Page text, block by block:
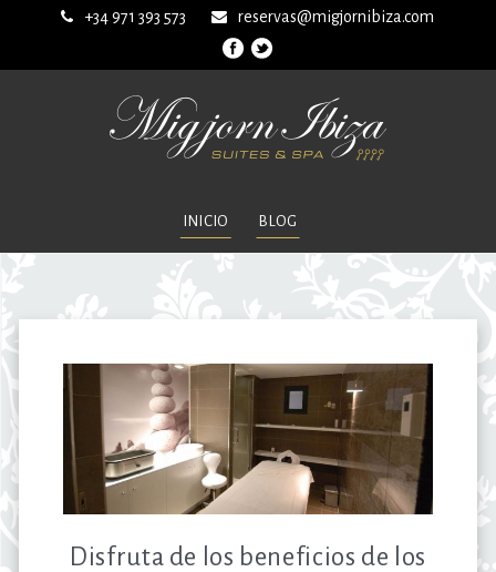
+34 971 393 573 reservas@migjornibiza.com
INICIO BLOG
Disfruta de los beneficios de los